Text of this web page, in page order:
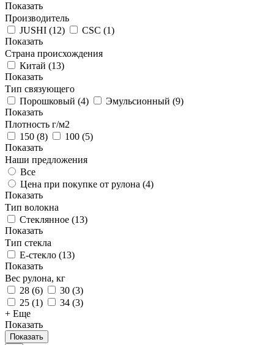
Показать
Производитель
JUSHI (12) CSC (1)
Показать
Страна происхождения
Китай (13)
Показать
Тип связующего
Порошковый (4) Эмульсионный (9)
Показать
Плотность г/м2
150 (8) 100 (5)
Показать
Наши предложения
Все
Цена при покупке от рулона (4)
Показать
Тип волокна
Стеклянное (13)
Показать
Тип стекла
Е-стекло (13)
Показать
Вес рулона, кг
28 (6) 30 (3)
25 (1) 34 (3)
+ Еще
Показать
Показать